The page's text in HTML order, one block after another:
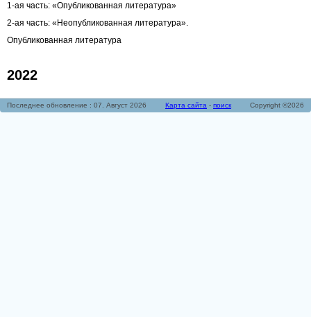
1-ая часть: «Опубликованная литература»
2-ая часть: «Неопубликованная литература».
Опубликованная литература
2022
Последнее обновление : 07. Август 2026 Карта сайта - поиск Copyright ©2026